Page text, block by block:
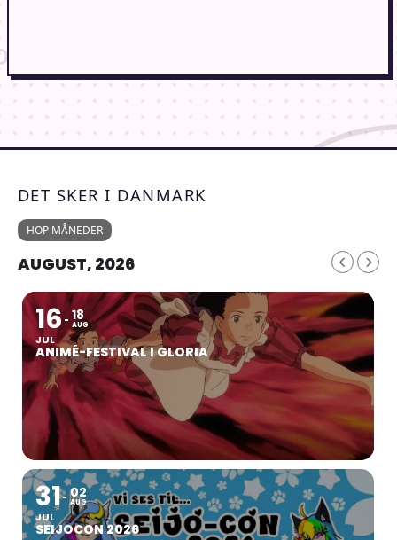
DET SKER I DANMARK
HOP MÅNEDER
AUGUST, 2026
16
JUL
18
AUG
ANIMÉ-FESTIVAL I GLORIA
31
JUL
02
AUG
SEIJOCON 2026